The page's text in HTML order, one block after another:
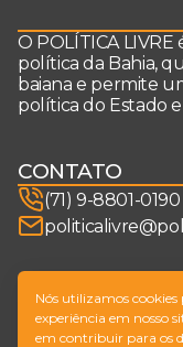
O POLÍTICA
política da Bahia,
baiana e permite
política do Estado e
CONTATO
(71) 9-8801-0190
SIGA-NOS
Nós utilizamos
experiência em nosso
em contribuir para os